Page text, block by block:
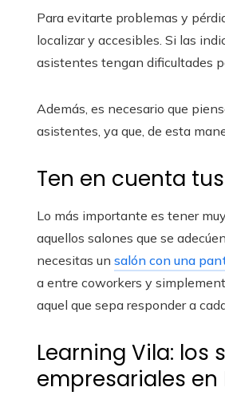
Para evitarte problemas y
localizar y accesibles. Si las
asistentes tengan dificultades
Además, es necesario que
asistentes, ya que, de esta
Ten en cuenta
Lo más importante es tener
aquellos salones que se
necesitas un salón con una
a entre coworkers y
aquel que sepa responder a
Learning Vila: los
empresariales en